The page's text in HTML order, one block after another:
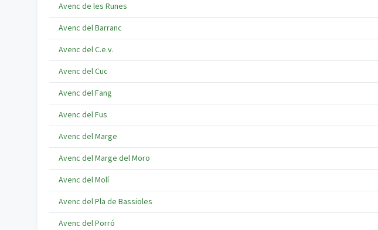
Avenc de les Runes
Avenc del Barranc
Avenc del C.e.v.
Avenc del Cuc
Avenc del Fang
Avenc del Fus
Avenc del Marge
Avenc del Marge del Moro
Avenc del Molí
Avenc del Pla de Bassioles
Avenc del Porró